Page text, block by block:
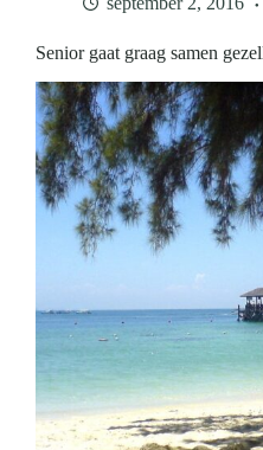
50-
plusser
Senior gaat graag samen